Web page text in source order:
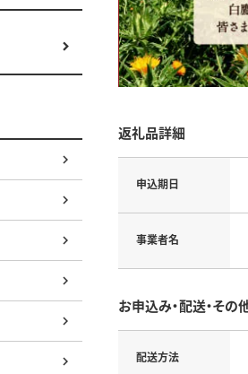
返礼品詳細
申込期日
事業者名
お申込み・配送・その
配送方法